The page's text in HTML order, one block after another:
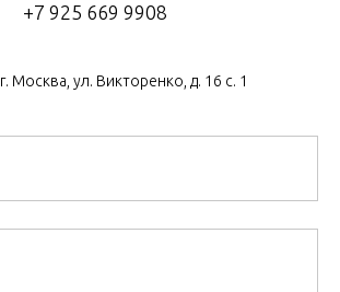
+7 925 669 9908
Москва, ул. Викторенко, д. 16 с. 1